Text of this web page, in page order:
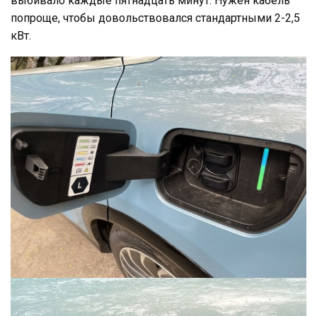
попроще, чтобы довольствовался стандартными 2-2,5
кВт.